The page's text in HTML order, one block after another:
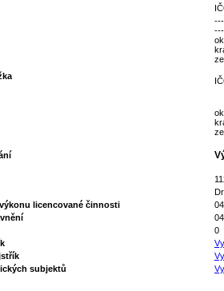
licencované činnosti
0
subjektů